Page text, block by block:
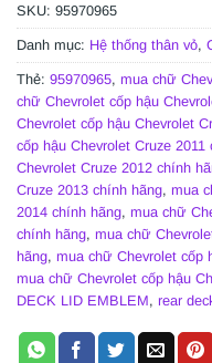
SKU: 95970965
Danh mục: Hệ thống thân vỏ,
Thẻ: 95970965, mua chữ
chữ Chevrolet cốp hậu
Chevrolet cốp hậu Chevrolet
cốp hậu Chevrolet Cruze 2011
Chevrolet Cruze 2012 chính
Cruze 2013 chính hãng, mua
2014 chính hãng, mua chữ
chính hãng, mua chữ
hãng, mua chữ Chevrolet cốp
mua chữ Chevrolet cốp hậu
DECK LID EMBLEM, rear